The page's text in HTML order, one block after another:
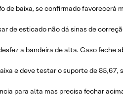
de baixa, se confirmado favorecerá
de esticado não dá sinas de
a bandeira de alta. Caso feche
e deve testar o suporte de
para alta mas precisa fechar